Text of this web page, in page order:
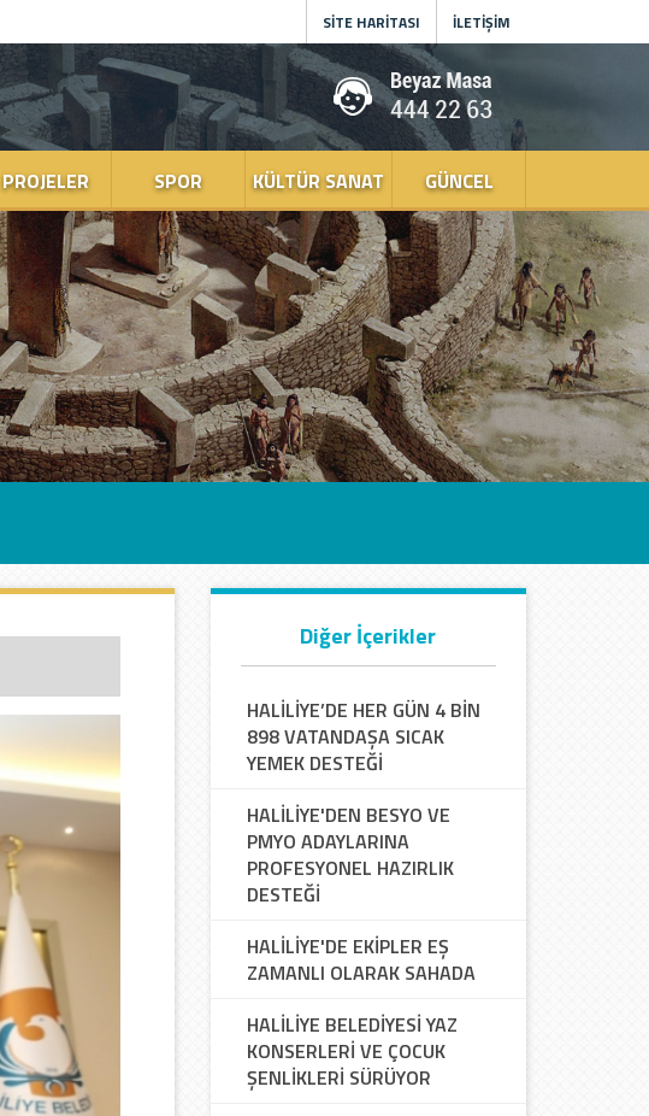
SİTE HARİTASI İLETİŞİM
PROJELER SPOR KÜLTÜR SANAT GÜNCEL
Diğer İçerikler
HALİLİYE’DE HER GÜN 4 BİN
898 VATANDAŞA SICAK
YEMEK DESTEĞİ
HALİLİYE'DEN BESYO VE
PMYO ADAYLARINA
PROFESYONEL HAZIRLIK
DESTEĞİ
HALİLİYE'DE EKİPLER EŞ
ZAMANLI OLARAK SAHADA
HALİLİYE BELEDİYESİ YAZ
KONSERLERİ VE ÇOCUK
ŞENLİKLERİ SÜRÜYOR